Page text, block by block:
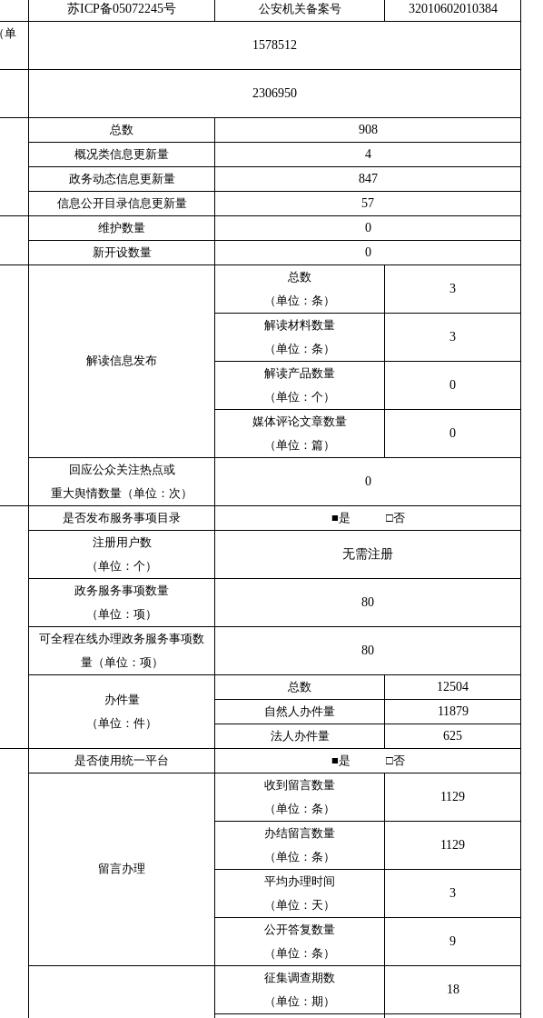
苏ICP备05072245号 公安机关备案号
32010602010384
单
1578512
2306950
总数
908
概况类信息更新量
4
政务动态信息更新量
847
信息公开目录信息更新量
57
维护数量
0
新开设数量
0
解读信息发布
总数
（单位：条）
3
解读材料数量
（单位：条）
3
解读产品数量
（单位：个）
0
媒体评论文章数量
（单位：篇）
0
回应公众关注热点或
重大舆情数量（单位：次）
0
是否发布服务事项目录
■是 □否
注册用户数
（单位：个）
无需注册
政务服务事项数量
（单位：项）
80
可全程在线办理政务服务事项数
量（单位：项）
80
办件量
（单位：件）
总数
12504
自然人办件量
11879
法人办件量
625
是否使用统一平台
■是 □否
留言办理
收到留言数量
（单位：条）
1129
办结留言数量
（单位：条）
1129
平均办理时间
（单位：天）
3
公开答复数量
（单位：条）
9
征集调查期数
（单位：期）
18